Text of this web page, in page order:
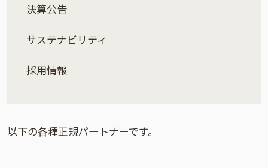
決算公告
サステナビリティ
採用情報
以下の各種正規パートナーです。